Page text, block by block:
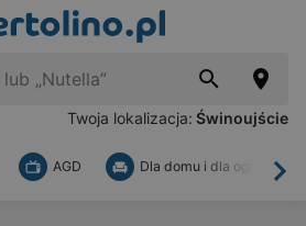
Twoja lokalizacja: Świnoujście
AGD Dla domu i dla ogrodu